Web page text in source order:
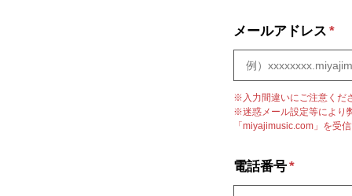
メールアドレス *
※入力間違いにご注意くだ
※迷惑メール設定等により
「miyajimusic.com」を受
電話番号*